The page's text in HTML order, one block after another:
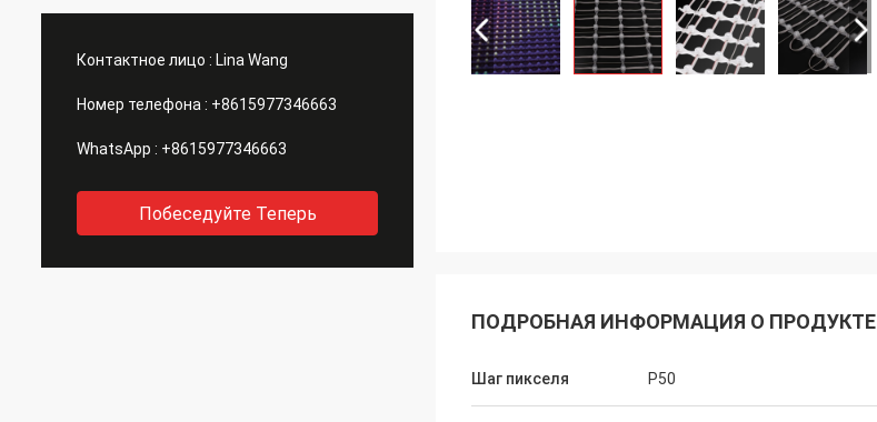
Контактное лицо : Lina Wang
Номер телефона : +8615977346663
WhatsApp : +8615977346663
Побеседуйте Теперь
ПОДРОБНАЯ ИНФОРМАЦИЯ О ПРОДУКТЕ
Шаг пикселя P50